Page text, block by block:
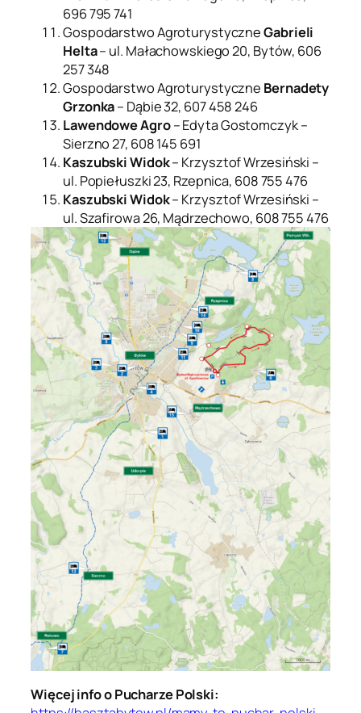
696 795 741
Gospodarstwo AgroturystyczneGabrieli
Helta– ul. Małachowskiego 20, Bytów, 606
257 348
Gospodarstwo Agroturystyczne Bernadety
Grzonka– Dąbie 32, 607 458 246
Lawendowe Agro– Edyta Gostomczyk –
Sierzno 27, 608 145 691
Kaszubski Widok– Krzysztof Wrzesiński –
ul. Popiełuszki 23, Rzepnica, 608 755 476
Kaszubski Widok– Krzysztof Wrzesiński –
ul. Szafirowa 26, Mądrzechowo, 608 755 476
Więcej info o Pucharze Polski: